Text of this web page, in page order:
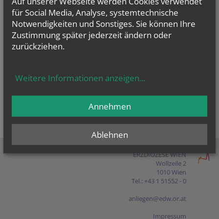
Presse
Shop
ERZDIÖZESE WIEN
Wollzeile 2
1010 Wien
Tel.: +43 1 51552 - 0
anliegen@edw.or.at
Impressum
für Social Media, Analyse, systemtechnische
Notwendigkeiten und Sonstiges. Sie können Ihre
Zustimmung später jederzeit ändern oder
zurückziehen.
Weitere Informationen anzeigen...
Ablehnen
Annehmen